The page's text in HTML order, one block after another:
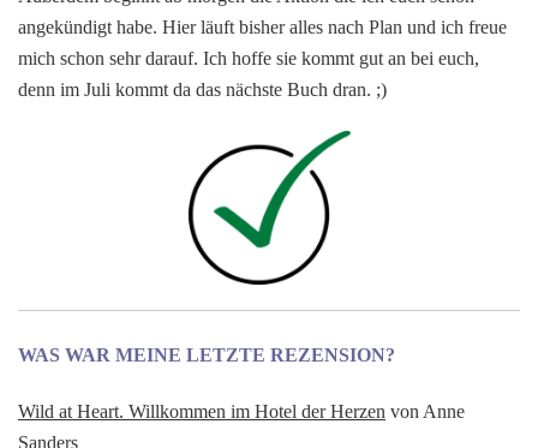
angekündigt habe. Hier läuft bisher alles nach Plan und ich freue
mich schon sehr darauf. Ich hoffe sie kommt gut an bei euch,
denn im Juli kommt da das nächste Buch dran. ;)
WAS WAR MEINE LETZTE REZENSION?
Wild at Heart. Willkommen im Hotel der Herzen von Anne
Sanders